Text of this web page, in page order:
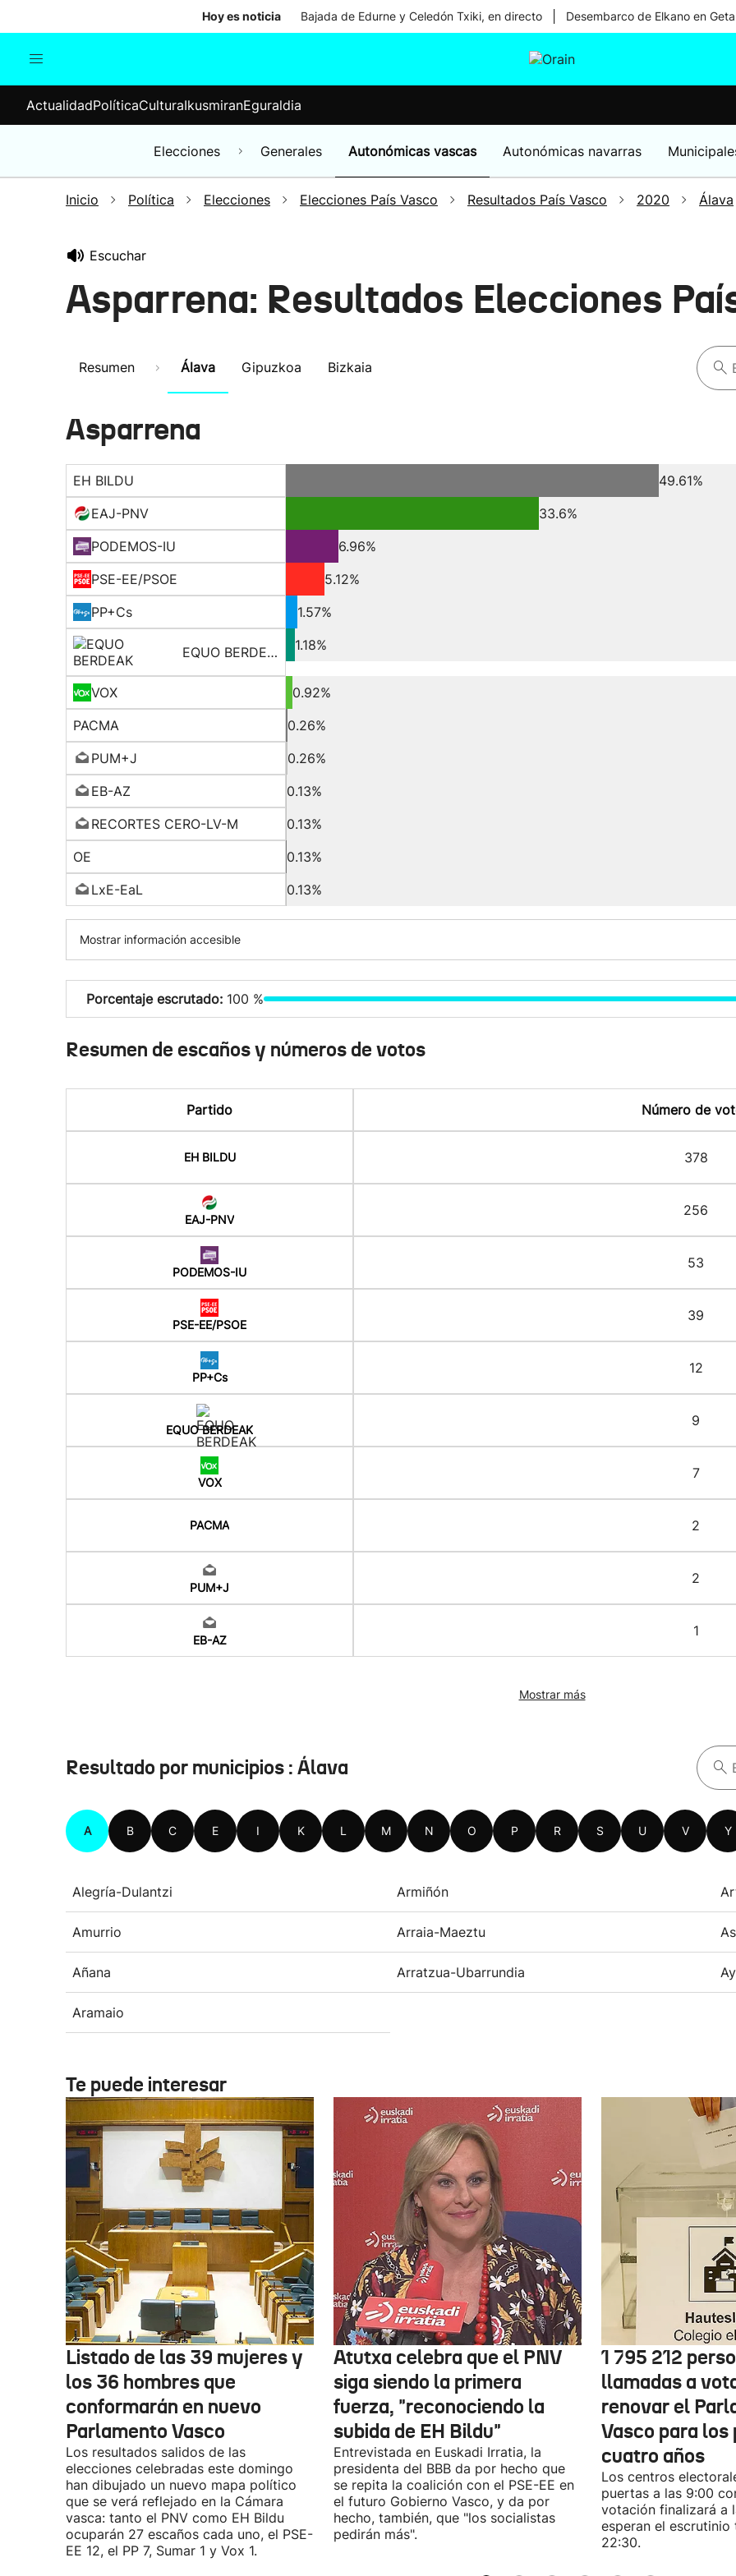
Hoy es noticia Bajada de Edurne y Celedón Txiki, en directo Desembarco de Elkano en
Elecciones
ActualidadPolíticaCulturaIkusmiranEguraldia
Elecciones Generales Autonómicas vascas Autonómicas navarras
Inicio Política Elecciones Elecciones País Vasco Resultados País Vasco 2020 Álava
Escuchar
Asparrena: Resultados Elecciones
Resumen Álava Gipuzkoa Bizkaia
Asparrena
EH BILDU
49.61%
EAJ-PNV
33.6%
PODEMOS-IU
6.96%
PSE-EE/PSOE
5.12%
PP+Cs
1.57%
EQUO BERDEAK 1.18%
VOX
0.92%
PACMA
0.26%
PUM+J
0.26%
EB-AZ
0.13%
RECORTES CERO-LV-M
0.13%
OE
0.13%
LxE-EaL
0.13%
Mostrar información accesible
Porcentaje escrutado: 100 %
Resumen de escaños y números de votos
Partido Número de
EH BILDU 378
EAJ-PNV
256
PODEMOS-IU
53
PSE-EE/PSOE
39
PP+Cs
12
EQUO BERDEAK
9
VOX
7
PACMA 2
PUM+J
2
EB-AZ
1
Mostrar más
Resultado por municipios : Álava
A B C E I K L M N O P R S U V Y
Alegría-Dulantzi Armiñón
Amurrio Arraia-Maeztu
Añana Arratzua-Ubarrundia
Aramaio
Te puede interesar
Listado de las 39 mujeres y
los 36 hombres que
conformarán en nuevo
Parlamento Vasco
Los resultados salidos de las
elecciones celebradas este domingo
han dibujado un nuevo mapa político
que se verá reflejado en la Cámara
vasca: tanto el PNV como EH Bildu
ocuparán 27 escaños cada uno, el PSE-
EE 12, el PP 7, Sumar 1 y Vox 1.
Atutxa celebra que el PNV
siga siendo la primera
fuerza, "reconociendo la
subida de EH Bildu"
Entrevistada en Euskadi Irratia, la
presidenta del BBB da por hecho que
se repita la coalición con el PSE-EE en
el futuro Gobierno Vasco, y da por
hecho, también, que "los socialistas
pedirán más".
1 795 212
llamadas a
renovar el
Vasco para los
cuatro años
Los centros
puertas a las 9:00
votación finalizará a
esperan el
22:30.